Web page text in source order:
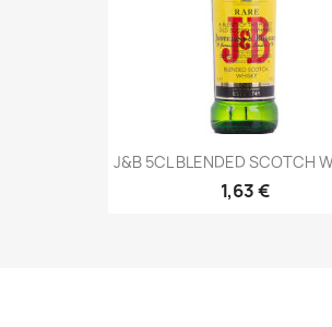
J&B 5CL BLENDED SCOTCH
1,63 €